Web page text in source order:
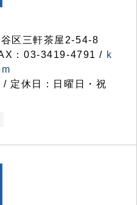
区三軒茶屋2-54-8
：03-3419-4791 / k
定休日：日曜日・祝